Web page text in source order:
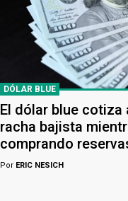
DÓLAR BLUE
El dólar blue cotiza
racha bajista
comprando
Por ERIC NESICH